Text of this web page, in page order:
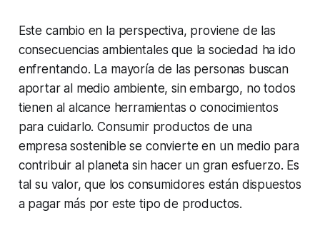
Este cambio en la perspectiva, proviene de las
consecuencias ambientales que la sociedad ha ido
enfrentando. La mayoría de las personas buscan
aportar al medio ambiente, sin embargo, no todos
tienen al alcance herramientas o conocimientos
para cuidarlo. Consumir productos de una
empresa sostenible se convierte en un medio para
contribuir al planeta sin hacer un gran esfuerzo. Es
tal su valor, que los consumidores están dispuestos
a pagar más por este tipo de productos.